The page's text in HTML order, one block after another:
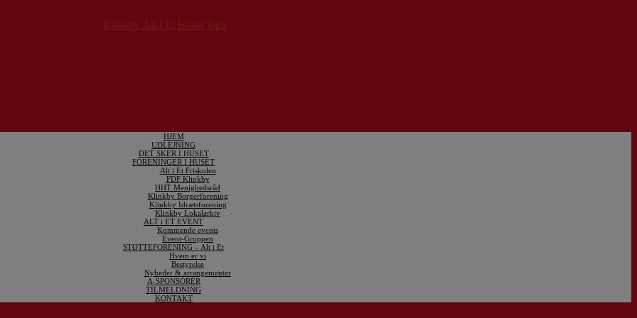
HJEM
UDLEJNING
DET SKER I HUSET
FORENINGER I HUSET
Alt i Et Friskolen
FDF Klinkby
HHT Menighedsråd
Klinkby Borgerforening
Klinkby Idrætsforening
Klinkby Lokalarkiv
ALT i ET EVENT
Kommende events
Event-Gruppen
STØTTEFORENING – Alt i Et
Hvem er vi
Bestyrelse
Nyheder & arrangementer
A-SPONSORER
TILMELDNING
KONTAKT